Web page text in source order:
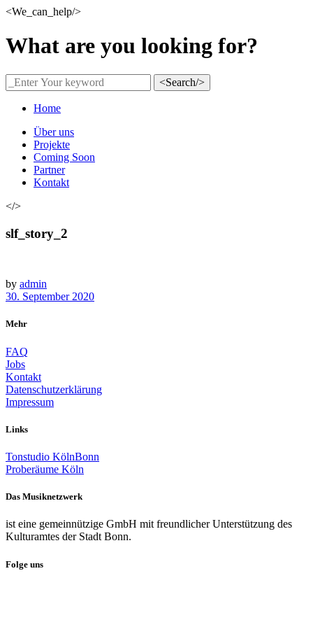
<We_can_help/>
What are you looking for?
<Search/>
Home
Über uns
Projekte
Coming Soon
Partner
Kontakt
</>
slf_story_2
by admin
30. September 2020
Mehr
FAQ
Jobs
Kontakt
Datenschutzerklärung
Impressum
Links
Tonstudio KölnBonn
Proberäume Köln
Das Musiknetzwerk
ist eine gemeinnützige GmbH mit freundlicher Unterstützung des
Kulturamtes der Stadt Bonn.
Folge uns